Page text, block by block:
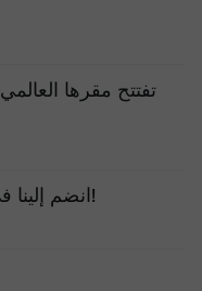
انضم إلينا في قمة متداولي الفوركس في دبي!